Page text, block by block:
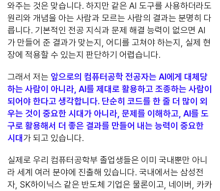
와주는 것은 맞습니다. 하지만 같은 AI 도구를 사용하더라도
원리와 개념을 아는 사람과 모르는 사람의 결과는 분명히 다
릅니다. 기본적인 전공 지식과 문제 해결 능력이 없으면 AI
가 만들어 준 결과가 맞는지, 어디를 고쳐야 하는지, 실제 현
장에 적용할 수 있는지 판단하기 어렵습니다.
그래서 저는 앞으로의 컴퓨터공학 전공자는 AI에게 대체당
하는 사람이 아니라, AI를 제대로 활용하고 조종하는 사람이
되어야 한다고 생각합니다. 단순히 코드를 한 줄 더 많이 외
우는 것이 중요한 시대가 아니라, 문제를 이해하고, AI를 도
구로 활용해서 더 좋은 결과를 만들어 내는 능력이 중요한
시대가 되고 있습니다.
실제로 우리 컴퓨터공학부 졸업생들은 이미 국내뿐만 아니
라 세계 여러 분야에 진출해 있습니다. 국내에서는 삼성전
자, SK하이닉스 같은 반도체 기업은 물론이고, 네이버, 카카